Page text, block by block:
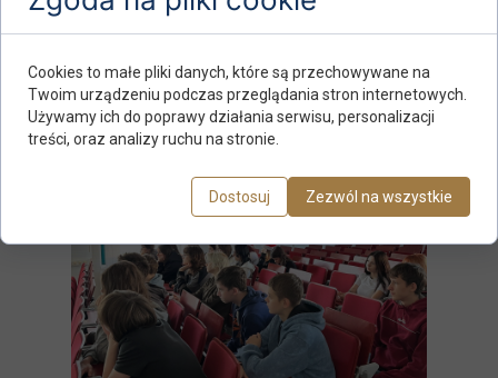
Cookies to małe pliki danych, które są przechowywane na
Twoim urządzeniu podczas przeglądania stron internetowych.
Używamy ich do poprawy działania serwisu, personalizacji
treści, oraz analizy ruchu na stronie.
Dostosuj Zezwól na wszystkie